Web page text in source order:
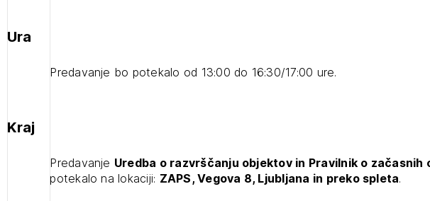
Ura
Predavanje bo potekalo od 13:00 do 16:30/17:00 ure.
Kraj
Predavanje Uredba o razvrščanju objektov in Pravilnik o začasnih
potekalo na lokaciji: ZAPS, Vegova 8, Ljubljana in preko spleta.